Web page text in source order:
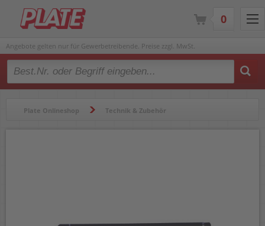
Angebote gelten nur für Gewerbetreibende. Preise zzgl. MwSt.
Type 2 or more characters for results.
Plate Onlineshop Technik & Zubehör
0